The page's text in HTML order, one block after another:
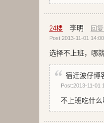
24楼 李明 回
Post:2013-11-01
选择不上班，哪
宿迁波仔博
Post:2013-11-01
不上班吃什么